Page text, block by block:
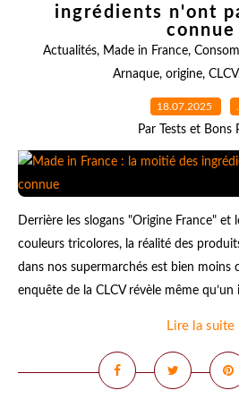
ingrédients n'ont
connue
Actualités, Made in France,
Arnaque, origine, CLCV
18.07.2025
Par Tests et Bons
Derrière les slogans "Origine France" et
couleurs tricolores, la réalité des
dans nos supermarchés est bien moins
enquête de la CLCV révèle même
Lire la suite